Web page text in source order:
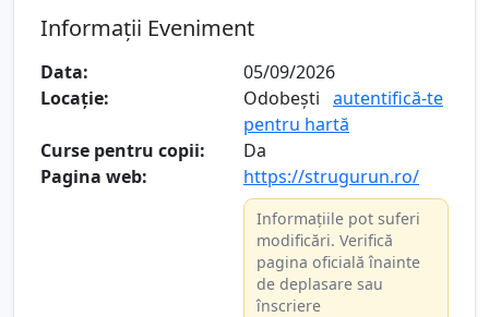
Informații Eveniment
Data:
05/09/2026
Locație:
Odobești autentifică-te
pentru hartă
Curse pentru copii:
Da
Pagina web:
https://strugurun.ro/
Informațiile pot suferi
modificări. Verifică
pagina oficială înainte
de deplasare sau
înscriere